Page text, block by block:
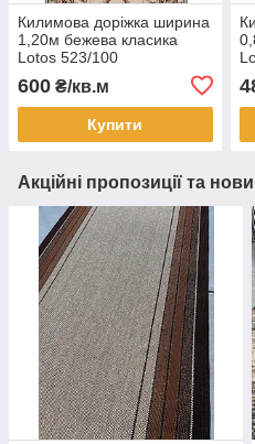
Килимова доріжка ширина
1,20м бежева класика
Lotos 523/100
600 ₴/кв.м
Купити
Акційні пропозиції та